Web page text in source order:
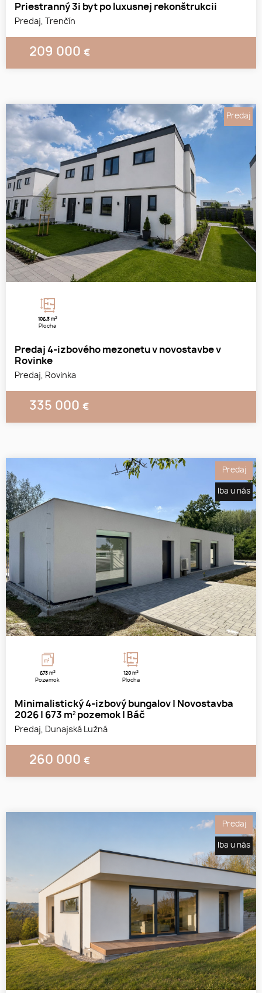
Priestranný 3i byt po luxusnej rekonštrukcii
Predaj, Trenčín
209 000 €
106.3 m2
Plocha
Predaj 4-izbového mezonetu v novostavbe v
Rovinke
Predaj, Rovinka
335 000 €
Predaj
673 m2
Pozemok
120 m2
Plocha
Minimalistický 4-izbový bungalov | Novostavba
2026 | 673 m² pozemok | Báč
Predaj, Dunajská Lužná
260 000 €
Predaj
Iba u nás
Predaj
Iba u nás